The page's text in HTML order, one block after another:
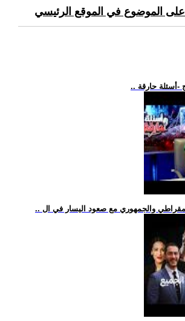
على الموضوع في الموقع الرئيسي
والجمهوري مع صعود اليسار في ال